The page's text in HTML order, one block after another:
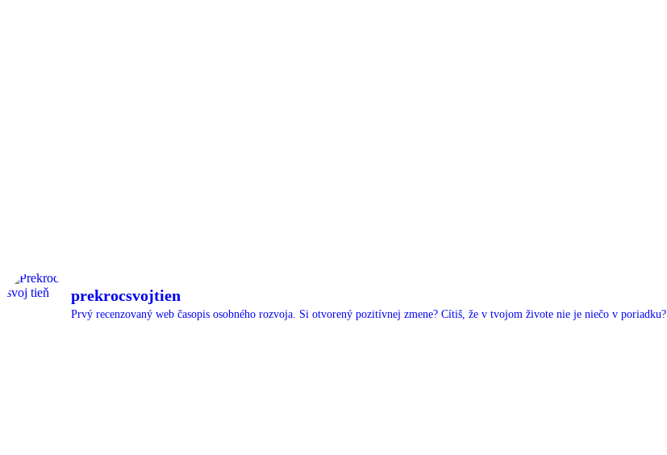
prekrocsvojtien
Prvý recenzovaný web časopis osobného rozvoja. Si otvorený pozitívnej zmene? Cítiš, že v tvojom živote nie je niečo v poriadku?